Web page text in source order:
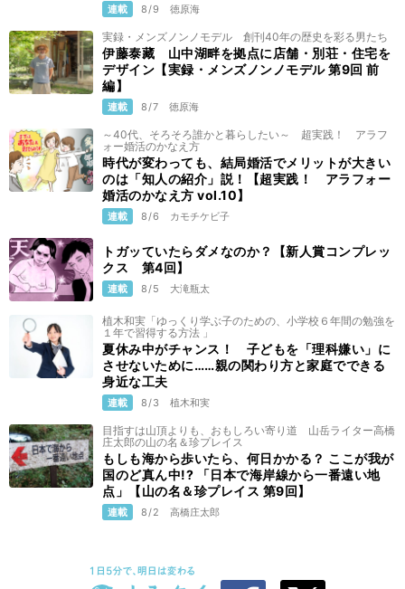
連載 8/9 徳原海
実録・メンズノンノモデル 創刊40年の歴史を彩る男たち
伊藤泰藏 山中湖畔を拠点に店舗・別荘・住宅を
デザイン【実録・メンズノンノモデル 第9回 前
編】
連載 8/7 徳原海
～40代、そろそろ誰かと暮らしたい～ 超実践！ アラフ
ォー婚活のかなえ方
時代が変わっても、結局婚活でメリットが大きい
のは「知人の紹介」説！【超実践！ アラフォー
婚活のかなえ方 vol.10】
連載 8/6 カモチケビ子
トガッていたらダメなのか？【新人賞コンプレッ
クス 第4回】
連載 8/5 大滝瓶太
植木和実「ゆっくり学ぶ子のための、小学校６年間の勉強を
１年で習得する方法 」
夏休み中がチャンス！ 子どもを「理科嫌い」に
させないために……親の関わり方と家庭でできる
身近な工夫
連載 8/3 植木和実
目指すは山頂よりも、おもしろい寄り道 山岳ライター高橋
庄太郎の山の名＆珍プレイス
もしも海から歩いたら、何日かかる？ ここが我が
国のど真ん中!? 「日本で海岸線から一番遠い地
点」【山の名＆珍プレイス 第9回】
連載 8/2 高橋庄太郎